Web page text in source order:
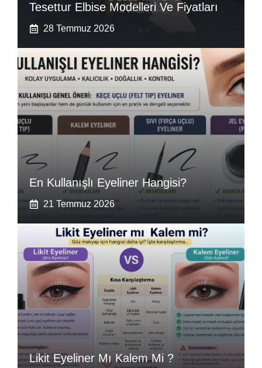
Tesettur Elbise Modelleri Ve Fiyatları
28 Temmuz 2026
En Kullanışlı Eyeliner Hangisi?
21 Temmuz 2026
Likit Eyeliner Mı Kalem Mi ?